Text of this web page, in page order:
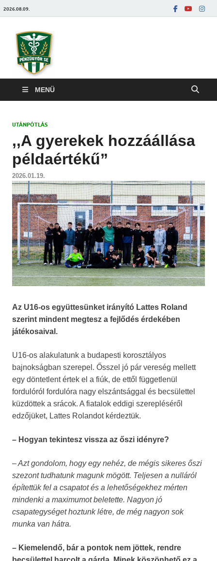
2026.08.09.
MENÜ
UTÁNPÓTLÁS
,,A gyerekek hozzáállása
példaértékű”
2026.01.19.
Az U16-os együttesünket irányító Lattes Roland
szerint mindent megtesz a fejlődés érdekében
játékosaival.
U16-os alakulatunk a budapesti korosztályos
bajnokságban szerepel. Ősszel jó pár vereség mellett
egy döntetlent értek el a fiúk, de ettől függetlenül
fordulóról fordulóra nagy elszántsággal és becsülettel
küzdöttek a srácok. A fiatalok eddigi szerepléséről
edzőjüket, Lattes Rolandot kérdeztük.
– Hogyan tekintesz vissza az őszi idényre?
– Azt gondolom, hogy egy nehéz, de mégis sikeres őszi
szezont tudhatunk magunk mögött. Teljesen a nulláról
építettük fel a csapatot és a lehetőségekhez mérten
mindenki a maximumot beletette. Nagyon jó
csapategységet hoztunk létre, de még nagyon sok
munka van hátra.
– Kiemelendő, bár a pontok nem jöttek, rendre